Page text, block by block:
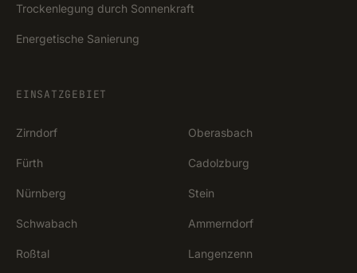
Trockenlegung durch Sonnenkraft
Energetische Sanierung
EINSATZGEBIET
Zirndorf Oberasbach
Fürth Cadolzburg
Nürnberg Stein
Schwabach Ammerndorf
Roßtal Langenzenn